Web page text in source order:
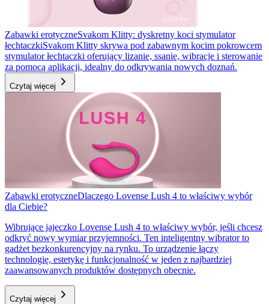
Zabawki erotyczneSvakom Klitty: dyskretny koci stymulator
łechtaczkiSvakom Klitty skrywa pod zabawnym kocim pokrowcem
stymulator łechtaczki oferujący lizanie, ssanie, wibracje i sterowanie
za pomocą aplikacji, idealny do odkrywania nowych doznań.
Czytaj więcej
Zabawki erotyczneDlaczego Lovense Lush 4 to właściwy wybór
dla Ciebie?
Wibrujące jajeczko Lovense Lush 4 to właściwy wybór, jeśli chcesz
odkryć nowy wymiar przyjemności. Ten inteligentny wibrator to
gadżet bezkonkurencyjny na rynku. To urządzenie łączy
technologię, estetykę i funkcjonalność w jeden z najbardziej
zaawansowanych produktów dostępnych obecnie.
Czytaj więcej